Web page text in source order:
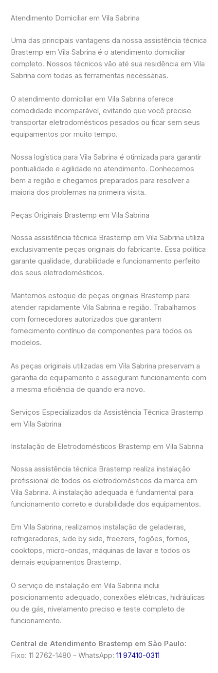
Atendimento Domiciliar em Vila Sabrina
Uma das principais vantagens da nossa assistência técnica
Brastemp em Vila Sabrina é o atendimento domiciliar
completo. Nossos técnicos vão até sua residência em Vila
Sabrina com todas as ferramentas necessárias.
O atendimento domiciliar em Vila Sabrina oferece
comodidade incomparável, evitando que você precise
transportar eletrodomésticos pesados ou ficar sem seus
equipamentos por muito tempo.
Nossa logística para Vila Sabrina é otimizada para garantir
pontualidade e agilidade no atendimento. Conhecemos
bem a região e chegamos preparados para resolver a
maioria dos problemas na primeira visita.
Peças Originais Brastemp em Vila Sabrina
Nossa assistência técnica Brastemp em Vila Sabrina utiliza
exclusivamente peças originais do fabricante. Essa política
garante qualidade, durabilidade e funcionamento perfeito
dos seus eletrodomésticos.
Mantemos estoque de peças originais Brastemp para
atender rapidamente Vila Sabrina e região. Trabalhamos
com fornecedores autorizados que garantem
fornecimento contínuo de componentes para todos os
modelos.
As peças originais utilizadas em Vila Sabrina preservam a
garantia do equipamento e asseguram funcionamento com
a mesma eficiência de quando era novo.
Serviços Especializados da Assistência Técnica Brastemp
em Vila Sabrina
Instalação de Eletrodomésticos Brastemp em Vila Sabrina
Nossa assistência técnica Brastemp realiza instalação
profissional de todos os eletrodomésticos da marca em
Vila Sabrina. A instalação adequada é fundamental para
funcionamento correto e durabilidade dos equipamentos.
Em Vila Sabrina, realizamos instalação de geladeiras,
refrigeradores, side by side, freezers, fogões, fornos,
cooktops, micro-ondas, máquinas de lavar e todos os
demais equipamentos Brastemp.
O serviço de instalação em Vila Sabrina inclui
posicionamento adequado, conexões elétricas, hidráulicas
ou de gás, nivelamento preciso e teste completo de
funcionamento.
Central de Atendimento Brastemp em São Paulo:
Fixo: 11 2762-1480 – WhatsApp:11 97410-0311